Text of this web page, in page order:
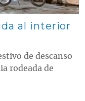
al interior
de descanso
rodeada de